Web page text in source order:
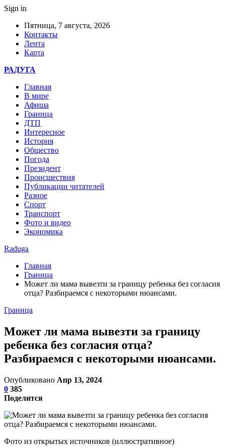
Sign in
Пятница, 7 августа, 2026
Контакты
Лента
Карта
РАДУГА
Главная
В мире
Афиша
Граница
ДТП
Интересное
История
Общество
Погода
Президент
Происшествия
Публикации читателей
Разное
Спорт
Транспорт
Фото и видео
Экономика
Raduga
Главная
Граница
Может ли мама вывезти за границу ребенка без согласия
отца? Разбираемся с некоторыми нюансами.
Граница
Может ли мама вывезти за границу
ребенка без согласия отца?
Разбираемся с некоторыми нюансами.
Опубликовано Апр 13, 2024
0 385
Поделится
Фото из открытых источников (иллюстративное)